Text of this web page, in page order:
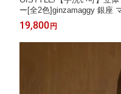
ー[全2色]ginzamaggy 銀座
ギー ぎんざまぎー 送料無
0代 30代 40代 プレゼント
19,800 円